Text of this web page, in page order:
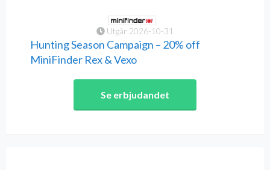
Utgår 2026-10-31
Hunting Season Campaign – 20% off
MiniFinder Rex & Vexo
Se erbjudandet